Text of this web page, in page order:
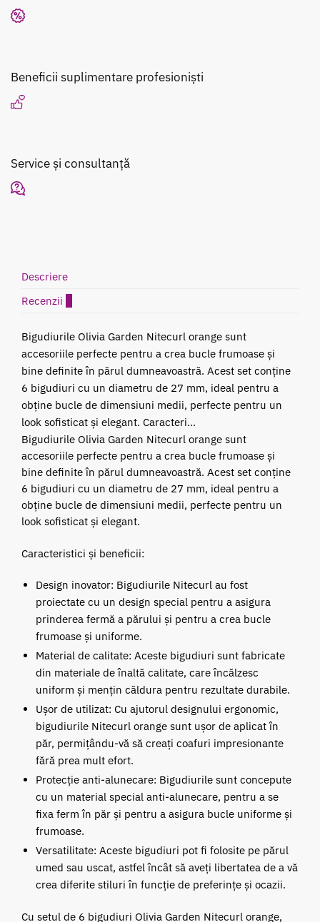
Beneficii suplimentare profesioniști
Service și consultanță
Descriere
Recenzii
Bigudiurile Olivia Garden Nitecurl orange sunt
accesoriile perfecte pentru a crea bucle frumoase și
bine definite în părul dumneavoastră. Acest set conține
6 bigudiuri cu un diametru de 27 mm, ideal pentru a
obține bucle de dimensiuni medii, perfecte pentru un
look sofisticat și elegant. Caracteri...
Bigudiurile Olivia Garden Nitecurl orange sunt
accesoriile perfecte pentru a crea bucle frumoase și
bine definite în părul dumneavoastră. Acest set conține
6 bigudiuri cu un diametru de 27 mm, ideal pentru a
obține bucle de dimensiuni medii, perfecte pentru un
look sofisticat și elegant.
Caracteristici și beneficii:
Design inovator: Bigudiurile Nitecurl au fost
proiectate cu un design special pentru a asigura
prinderea fermă a părului și pentru a crea bucle
frumoase și uniforme.
Material de calitate: Aceste bigudiuri sunt fabricate
din materiale de înaltă calitate, care încălzesc
uniform și mențin căldura pentru rezultate durabile.
Ușor de utilizat: Cu ajutorul designului ergonomic,
bigudiurile Nitecurl orange sunt ușor de aplicat în
păr, permițându-vă să creați coafuri impresionante
fără prea mult efort.
Protecție anti-alunecare: Bigudiurile sunt concepute
cu un material special anti-alunecare, pentru a se
fixa ferm în păr și pentru a asigura bucle uniforme și
frumoase.
Versatilitate: Aceste bigudiuri pot fi folosite pe părul
umed sau uscat, astfel încât să aveți libertatea de a vă
crea diferite stiluri în funcție de preferințe și ocazii.
Cu setul de 6 bigudiuri Olivia Garden Nitecurl orange,